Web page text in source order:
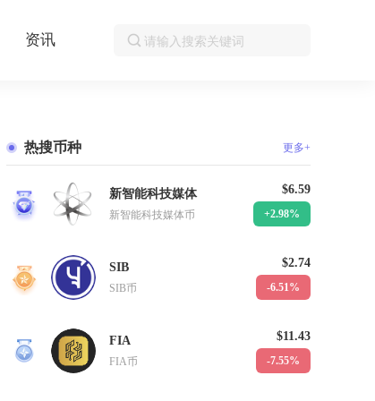
资讯
热搜币种 更多+
1
新智能科技媒体
新智能科技媒体币
$6.59
+2.98%
2
SIB
SIB币
$2.74
-6.51%
3
FIA
FIA币
$11.43
-7.55%